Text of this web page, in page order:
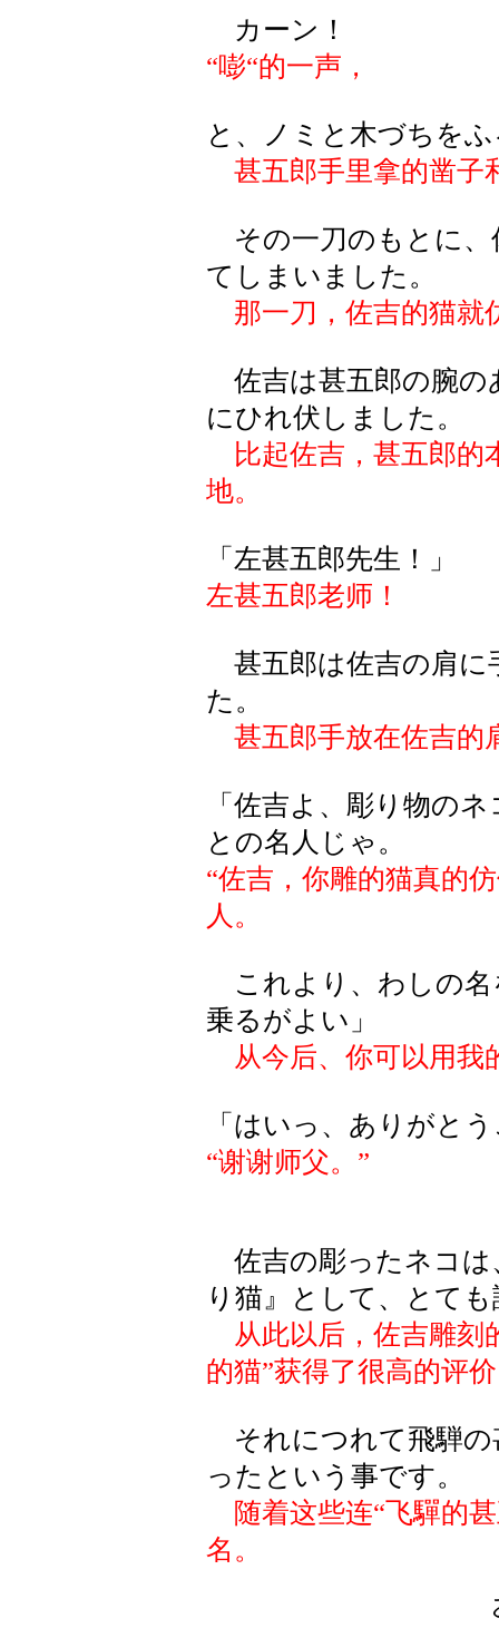
カーン！
“嘭“的一声，
と、ノミと木づちを
甚五郎手里拿的凿子
その一刀のもとに、
てしまいました。
那一刀，佐吉的猫就
佐吉は甚五郎の腕の
にひれ伏しました。
比起佐吉，甚五郎的
地。
「左甚五郎先生！」
左甚五郎老师！
甚五郎は佐吉の肩に
た。
甚五郎手放在佐吉的
「佐吉よ、彫り物の
との名人じゃ。
“佐吉，你雕的猫真的
人。
これより、わしの名
乗るがよい」
从今后、你可以用我
「はいっ、ありがと
“谢谢师父。”
佐吉の彫ったネコは
り猫』として、とて
从此以后，佐吉雕刻
的猫”获得了很高的评
それにつれて飛騨の
ったという事です。
随着这些连“飞驒的
名。